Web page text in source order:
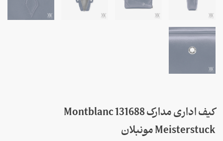
کیف اداری مدارک Montblanc 131688
Meisterstuck مونبلان